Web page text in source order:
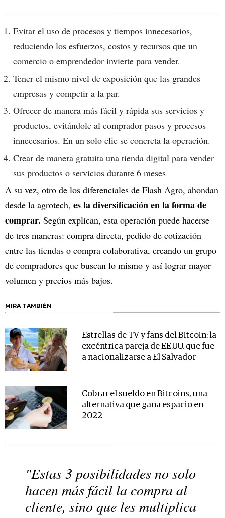
Evitar el uso de procesos y tiempos innecesarios,
reduciendo los esfuerzos, costos y recursos que un
comercio o emprendedor invierte para vender.
Tener el mismo nivel de exposición que las grandes
empresas y competir a la par.
Ofrecer de manera más fácil y rápida sus servicios y
productos, evitándole al comprador pasos y procesos
innecesarios. En un solo clic se concreta la operación.
Crear de manera gratuita una tienda digital para vender
sus productos o servicios durante 6 meses
A su vez, otro de los diferenciales de Flash Agro, ahondan
desde la agrotech, es la diversificación en la forma de
comprar. Según explican, esta operación puede hacerse
de tres maneras: compra directa, pedido de cotización
entre las tiendas o compra colaborativa, creando un grupo
de compradores que buscan lo mismo y así lograr mayor
volumen y precios más bajos.
MIRA TAMBIÉN
Estrellas de TV y fans del Bitcoin: la
excéntrica pareja de EE.UU. que fue
a nacionalizarse a El Salvador
Cobrar el sueldo en Bitcoins, una
alternativa que gana espacio en
2022
"Estas 3 posibilidades no solo
hacen más fácil la compra al
cliente, sino que les multiplica